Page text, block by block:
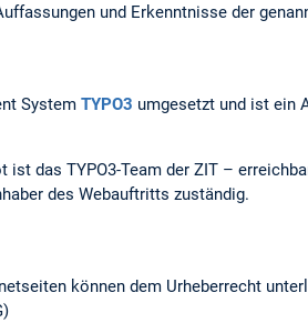
und Erkenntnisse der
System TYPO3 umgesetzt und ist ein
das TYPO3-Team der ZIT –
des Webauftritts zuständig.
können dem Urheberrecht